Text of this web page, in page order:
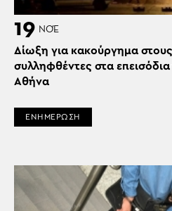
19 ΝΟΈ
Δίωξη για κακούργημα
συλληφθέντες στα
Αθήνα
ΕΝΗΜΕΡΩΣΗ